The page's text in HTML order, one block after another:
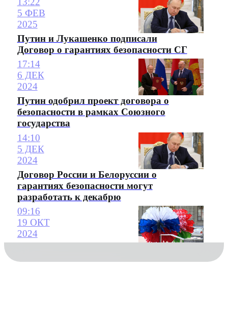
5 ФЕВ
2025
Путин и Лукашенко подписали
Договор о гарантиях безопасности СГ
17:14
6 ДЕК
2024
Путин одобрил проект договора о
безопасности в рамках Союзного
государства
14:10
5 ДЕК
2024
Договор России и Белоруссии о
гарантиях безопасности могут
разработать к декабрю
09:16
19 ОКТ
2024